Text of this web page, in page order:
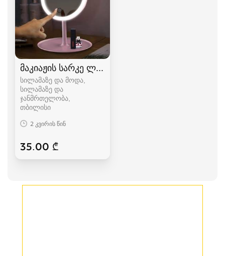
მაკიაჟის სარკე ლედ განათებით
სილამაზე და მოდა,
სილამაზე და
ჯანმრთელობა
თბილისი
2 კვირის წინ
35.00 ₾